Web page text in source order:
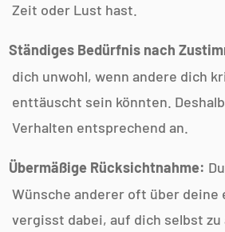
Zeit oder Lust hast.
Ständiges Bedürfnis nach
dich unwohl, wenn andere dich
enttäuscht sein könnten.
Verhalten entsprechend an.
Übermäßige Rücksichtnahme:
Wünsche anderer oft über deine
vergisst dabei, auf dich selbst zu